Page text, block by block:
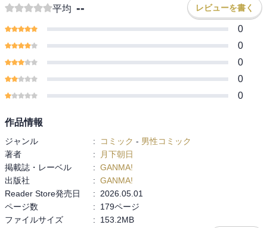
平均 -- レビューを書く
0
0
0
0
0
作品情報
ジャンル : コミック - 男性コミック
著者
:
月下朝日
掲載誌・レーベル
: GANMA!
出版社
: GANMA!
Reader Store発売日
:
2026.05.01
ページ数
:
179ページ
ファイルサイズ
: 153.2MB